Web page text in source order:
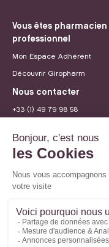
Vous êtes pharmacien
professionnel
Mon Espace Adhérent
Découvrir Giropharm
Nous contacter
+33 (1) 49 79 98 58
Recrutement